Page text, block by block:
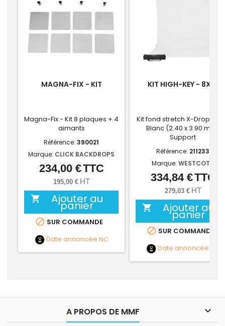
MAGNA-FIX - KIT
Magna-Fix - Kit 8 plaques + 4
aimants
Référence: 390021
Marque: CLICK BACKDROPS
Prix
234,00 €TTC
195,00 € HT
 Ajouter au
panier
 SUR COMMANDE
Date annoncée NC
KIT HIGH-KEY - 8X13
Kit fond stretch X-Drop
Blanc (2.40 x 3.90 m) +
Support
Référence: 211233
Marque: WESTCOTT
Prix
334,84 €TTC
279,03 € HT
 Ajouter au
panier
 SUR COMMANDE
Date annoncée
A PROPOS DE MMF 